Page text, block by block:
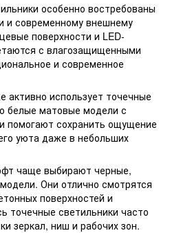
особенно востребованы
и современному внешнему
поверхности и LED-
с влагозащищенными
и современное
активно использует точечные
белые матовые модели с
помогают сохранить ощущение
уюта даже в небольших
чаще выбирают черные,
Они отлично смотрятся
поверхностей и
точечные светильники часто
зеркал, ниш и рабочих зон.